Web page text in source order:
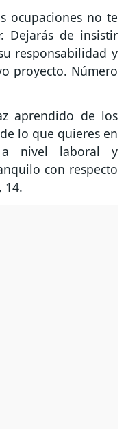
ocupaciones no te
Dejarás de insistir
responsabilidad y
proyecto. Número
aprendido de los
lo que quieres en
a nivel laboral y
con respecto
14.